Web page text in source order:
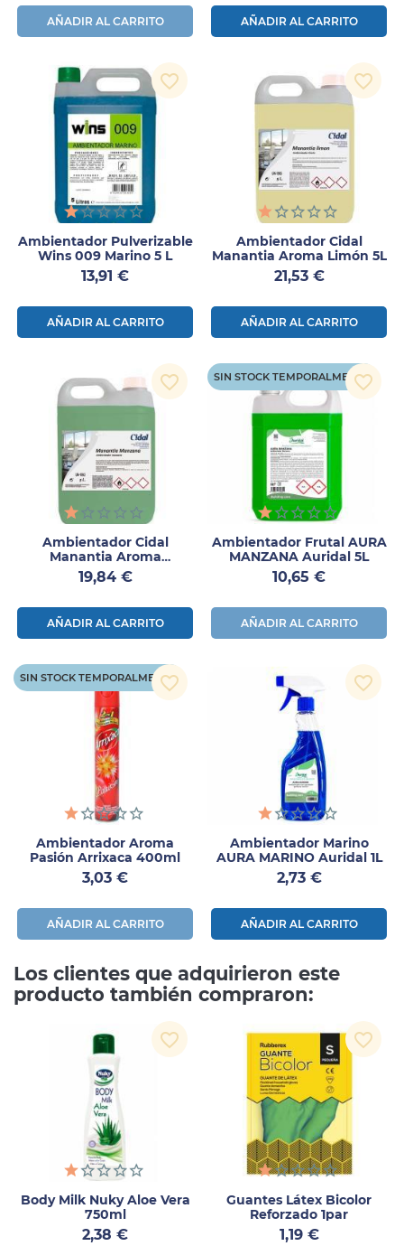
AÑADIR AL CARRITO AÑADIR AL CARRITO
Ambientador Pulverizable
Wins 009 Marino 5 L
Precio
13,91 €
AÑADIR AL CARRITO
favorite_border
Ambientador Cidal
Manantia Aroma Limón 5L
Precio
21,53 €
AÑADIR AL CARRITO
favorite_border
Ambientador Cidal
Manantia Aroma
Manzana 5L
Precio
19,84 €
AÑADIR AL CARRITO
favorite_border
Ambientador Frutal AURA
MANZANA Auridal 5L
Precio
10,65 €
AÑADIR AL CARRITO
SIN STOCK TEMPORALMENTE
favorite_border
Ambientador Aroma
Pasión Arrixaca 400ml
Precio
3,03 €
AÑADIR AL CARRITO
SIN STOCK TEMPORALMENTE
favorite_border
Ambientador Marino
AURA MARINO Auridal 1L
Precio
2,73 €
AÑADIR AL CARRITO
favorite_border
Los clientes que adquirieron este
producto también compraron:
Body Milk Nuky Aloe Vera
750ml
Precio
2,38 €
favorite_border
Guantes Látex Bicolor
Reforzado 1par
Precio
1,19 €
favorite_border